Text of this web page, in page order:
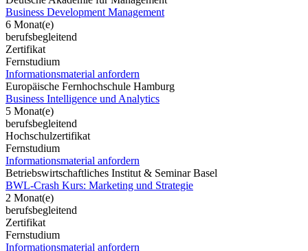
Business Development Management
6 Monat(e)
berufsbegleitend
Zertifikat
Fernstudium
Informationsmaterial anfordern
Europäische Fernhochschule Hamburg
Business Intelligence und Analytics
5 Monat(e)
berufsbegleitend
Hochschulzertifikat
Fernstudium
Informationsmaterial anfordern
Betriebswirtschaftliches Institut & Seminar Basel
BWL-Crash Kurs: Marketing und Strategie
2 Monat(e)
berufsbegleitend
Zertifikat
Fernstudium
Informationsmaterial anfordern